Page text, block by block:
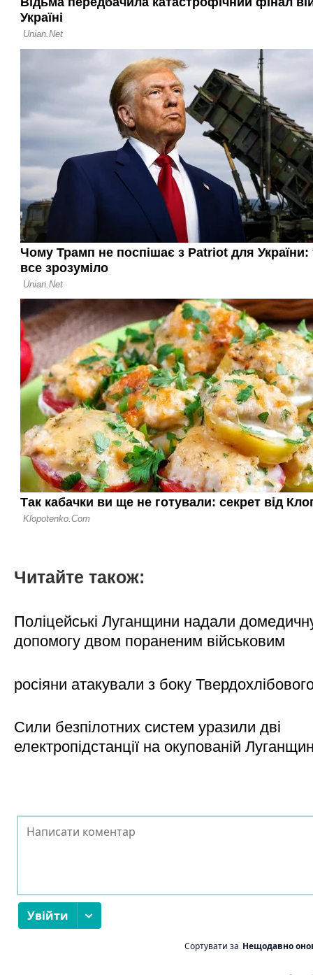
Читайте також:
Поліцейські Луганщини надали
допомогу двом пораненим військовим
росіяни атакували з боку
Сили безпілотних систем уразили дві
електропідстанції на окупованій